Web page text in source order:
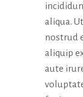
aliqua.
nostrud
aliquip
aute